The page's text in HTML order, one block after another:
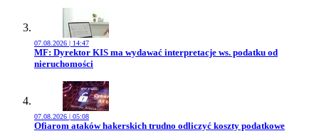
07.08.2026 | 14:47
Przejdź do artykułu:
MF: Dyrektor KIS ma wydawać interpretacje ws. podatku od
nieruchomości
07.08.2026 | 05:08
Przejdź do artykułu:
Ofiarom ataków hakerskich trudno odliczyć koszty podatkowe